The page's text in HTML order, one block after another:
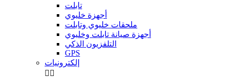
تابلت
أجهزة خليوي
ملحقات خليوي وتابلت
أجهزة صيانة تابلت وخليوي
التلفزيون الذكي
GPS
إلكترونيات
 